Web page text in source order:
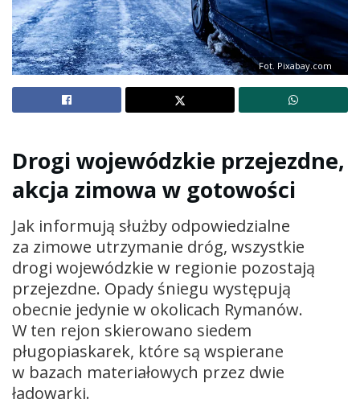
Fot. Pixabay.com
Drogi wojewódzkie przejezdne,
akcja zimowa w gotowości
Jak informują służby odpowiedzialne
za zimowe utrzymanie dróg, wszystkie
drogi wojewódzkie w regionie pozostają
przejezdne. Opady śniegu występują
obecnie jedynie w okolicach Rymanów.
W ten rejon skierowano siedem
pługopiaskarek, które są wspierane
w bazach materiałowych przez dwie
ładowarki.